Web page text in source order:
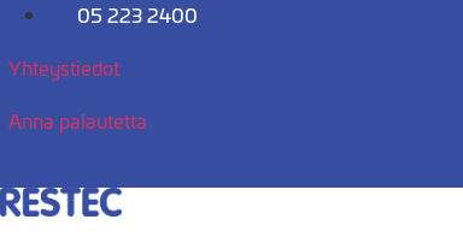
Mene
05 223 2400
Yhteystiedot
Anna palautetta